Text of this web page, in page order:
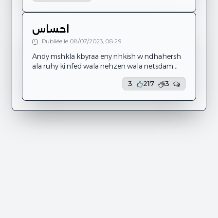
بطريقة غير متحكم فيها و احيانا او كثيرا ما انسى
بإسم اخرى هاته المش...
احساس
Publiée le 08/07/2023, 08:29
Andy mshkla kbyraa eny nhkish w ndhahersh
ala ruhy ki nfed wala nehzen wala netsdam
wala tsyr ay haja dyma kodem nes nadhhek w
nghanyy w labes alya hata wahdyy walyt nkul
3 217 3